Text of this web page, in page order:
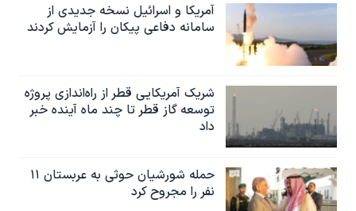
همایش محافظه‌کاران آمریکا «سی‌پک»
صفحه‌های ویژه
سفر پرزیدنت ترامپ به چین
آمریکا و اسرائیل نسخه جدیدی از
سامانه دفاعی پیکان را آزمایش کردند
شریک آمریکایی قطر از راه‌اندازی پروژه
توسعه گاز قطر تا چند ماه آینده خبر
داد
حمله شورشیان حوثی به عربستان ۱۱
نفر را مجروح کرد